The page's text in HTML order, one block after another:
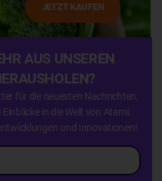
JETZT KAUFEN
AUS UNSEREN
für die neuesten Nachrichten,
in die Welt von Atami.
und Innovationen!